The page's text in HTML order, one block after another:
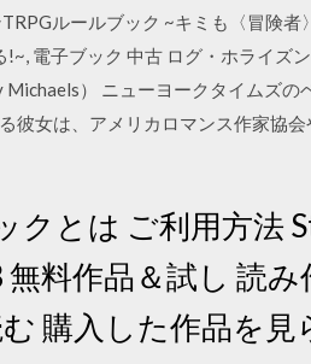
ルールブック ~キミも〈冒険者
電子ブック 中古 ログ・ホライズ
） ニューヨークタイムズ
彼女は、アメリカロマンス作家協
とは ご利用方法
料作品＆試し 読
購入した作品を